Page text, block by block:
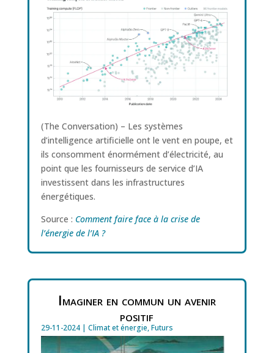
(The Conversation) – Les systèmes
d’intelligence artificielle ont le vent en poupe, et
ils consomment énormément d’électricité, au
point que les fournisseurs de service d’IA
investissent dans les infrastructures
énergétiques.
Source : Comment faire face à la crise de
l’énergie de l’IA ?
Imaginer en commun un avenir
positif
29-11-2024| Climat et énergie,Futurs